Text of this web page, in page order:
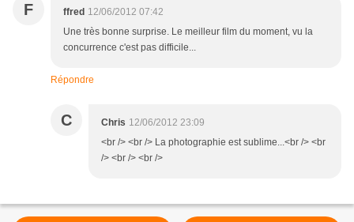
F ffred 12/06/2012 07:42
Une très bonne surprise. Le meilleur film du moment, vu la
concurrence c'est pas difficile...
Répondre
C Chris 12/06/2012 23:09
<br /> <br /> La photographie est sublime...<br /> <br
/> <br /> <br />